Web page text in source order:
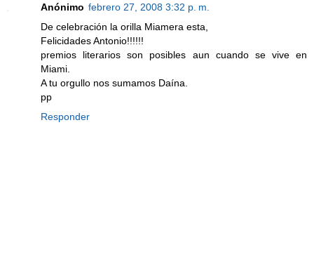
Anónimo febrero 27, 2008 3:32 p. m.
De celebración la orilla Miamera esta,
Felicidades Antonio!!!!!!
premios literarios son posibles aun cuando se vive en
Miami.
A tu orgullo nos sumamos Daína.
pp
Responder